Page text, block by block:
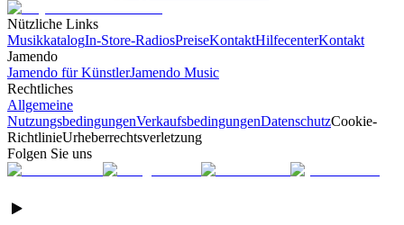
Nützliche Links
MusikkatalogIn-Store-RadiosPreiseKontaktHilfecenterKontakt
Jamendo
Jamendo für KünstlerJamendo Music
Rechtliches
Allgemeine
NutzungsbedingungenVerkaufsbedingungenDatenschutzCookie-
RichtlinieUrheberrechtsverletzung
Folgen Sie uns